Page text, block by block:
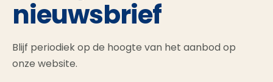
nieuwsbrief
Blijf periodiek op de hoogte van het aanbod op
onze website.